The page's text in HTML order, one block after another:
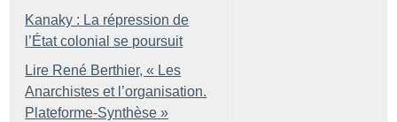
Kanaky : La répression de
l’État colonial se poursuit
Lire René Berthier, « Les
Anarchistes et l’organisation.
Plateforme-Synthèse »